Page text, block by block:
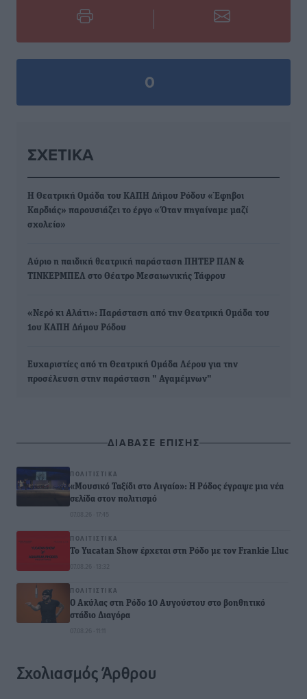
0
ΣΧΕΤΙΚΆ
Η Θεατρική Ομάδα του ΚΑΠΗ Δήμου Ρόδου «Έφηβοι
Καρδιάς» παρουσιάζει το έργο «Όταν πηγαίναμε μαζί
σχολείο»
Αύριο η παιδική θεατρική παράσταση ΠΗΤΕΡ ΠΑΝ &
ΤΙΝΚΕΡΜΠΕΛ στο Θέατρο Μεσαιωνικής Τάφρου
«Νερό κι Αλάτι»: Παράσταση από την Θεατρική Ομάδα του
1ου ΚΑΠΗ Δήμου Ρόδου
Ευχαριστίες από τη Θεατρική Ομάδα Λέρου για την
προσέλευση στην παράσταση " Αγαμέμνων"
ΔΙΑΒΑΣΕ ΕΠΙΣΗΣ
ΠΟΛΙΤΙΣΤΙΚΆ
«Μουσικό Ταξίδι στο Αιγαίο»: Η Ρόδος έγραψε μια νέα
σελίδα στον πολιτισμό
07.08.26 · 17:45
ΠΟΛΙΤΙΣΤΙΚΆ
Το Yucatan Show έρχεται στη Ρόδο με τον Frankie Lluc
07.08.26 · 13:32
ΠΟΛΙΤΙΣΤΙΚΆ
Ο Ακύλας στη Ρόδο 10 Αυγούστου στο βοηθητικό
στάδιο Διαγόρα
07.08.26 · 11:11
Σχολιασμός Άρθρου